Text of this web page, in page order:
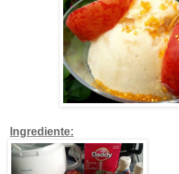
Ingrediente: